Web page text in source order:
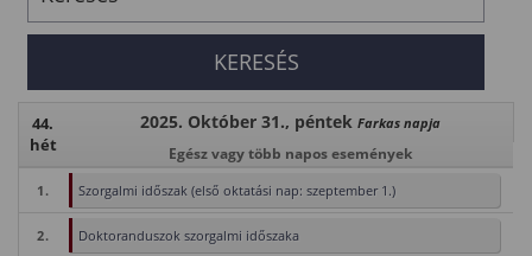
44.
hét
2025. Október 31., péntek Farkas napja
Egész vagy több napos események
1. Szorgalmi időszak (első oktatási nap: szeptember 1.)
2. Doktoranduszok szorgalmi időszaka